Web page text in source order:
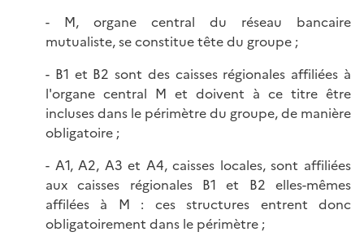
- M, organe central du réseau bancaire
mutualiste, se constitue tête du groupe ;
- B1 et B2 sont des caisses régionales affiliées à
l'organe central M et doivent à ce titre être
incluses dans le périmètre du groupe, de manière
obligatoire ;
- A1, A2, A3 et A4, caisses locales, sont affiliées
aux caisses régionales B1 et B2 elles-mêmes
affilées à M : ces structures entrent donc
obligatoirement dans le périmètre ;